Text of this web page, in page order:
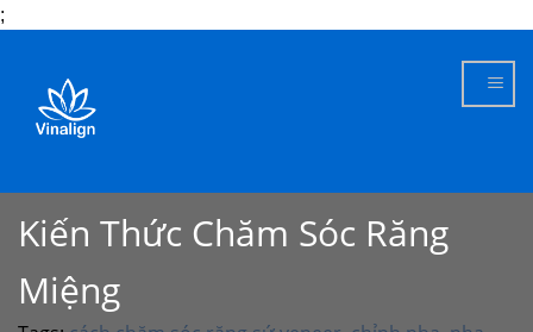
;
content
Kiến Thức Chăm Sóc Răng
Miệng